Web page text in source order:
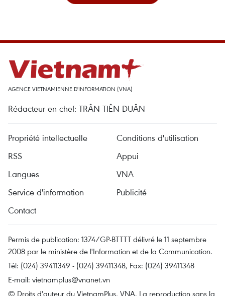
AGENCE VIETNAMIENNE D'INFORMATION (VNA)
Rédacteur en chef: TRÂN TIÊN DUÂN
Propriété intellectuelle
Conditions d'utilisation
RSS
Appui
Langues
VNA
Service d'information
Publicité
Contact
Permis de publication: 1374/GP-BTTTT délivré le 11 septembre
2008 par le ministère de l'Information et de la Communication.
Tél: (024) 39411349 - (024) 39411348, Fax: (024) 39411348
E-mail: vietnamplus@vnanet.vn
© Droits d'auteur du VietnamPlus, VNA. La reproduction sans la